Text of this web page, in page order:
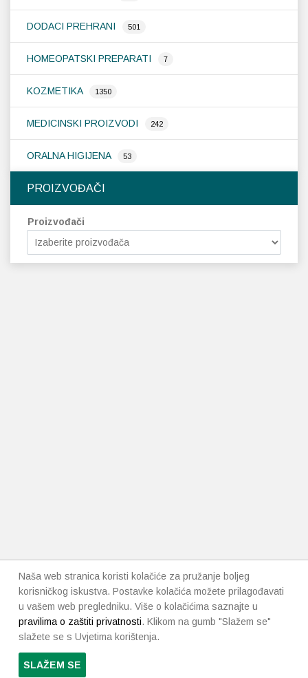
DODACI PREHRANI 501
HOMEOPATSKI PREPARATI 7
KOZMETIKA 1350
MEDICINSKI PROIZVODI 242
ORALNA HIGIJENA 53
PROIZVOĐAČI
Proizvođači
Naša web stranica koristi kolačiće za pružanje boljeg
korisničkog iskustva. Postavke kolačića možete prilagođavati
u vašem web pregledniku. Više o kolačićima saznajte u
pravilima o zaštiti privatnosti. Klikom na gumb "Slažem se"
slažete se s Uvjetima korištenja.
SLAŽEM SE